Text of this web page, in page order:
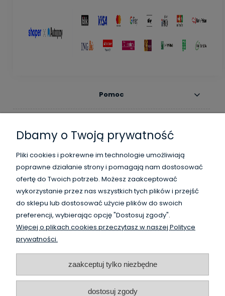
Pomoc
Informacje
O nas
WysokiSklad.pl jest własnością firmy Vanguard Poland
www.vanguardpoland.com
Dbamy o Twoją prywatność
Pliki cookies i pokrewne im technologie umożliwiają
poprawne działanie strony i pomagają nam dostosować
ofertę do Twoich potrzeb. Możesz zaakceptować
wykorzystanie przez nas wszystkich tych plików i przejść
do sklepu lub dostosować użycie plików do swoich
preferencji, wybierając opcję "Dostosuj zgody".
Więcej o plikach cookies przeczytasz w naszej Polityce
prywatności.
zaakceptuj tylko niezbędne
dostosuj zgody